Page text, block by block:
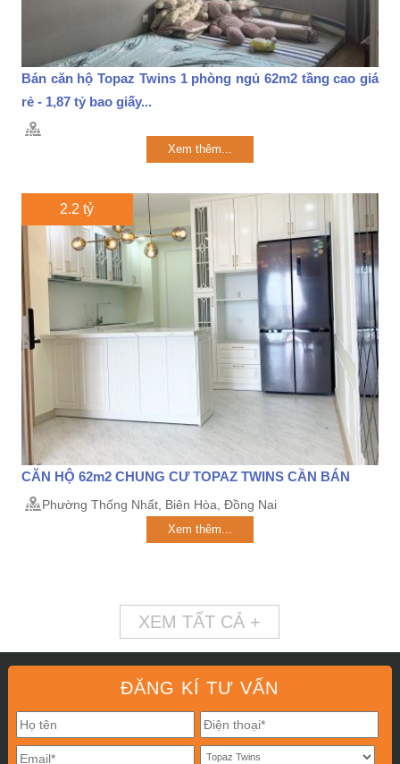
Bán căn hộ Topaz Twins 1 phòng ngủ 62m2 tầng cao giá
rẻ - 1,87 tỷ bao giấy...
Xem thêm...
2.2 tỷ
CĂN HỘ 62m2 CHUNG CƯ TOPAZ TWINS CẦN BÁN
Phường Thống Nhất, Biên Hòa, Đồng Nai
Xem thêm...
XEM TẤT CẢ +
ĐĂNG KÍ TƯ VẤN